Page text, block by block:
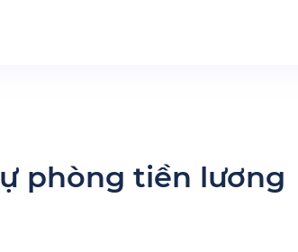
phòng tiền lương